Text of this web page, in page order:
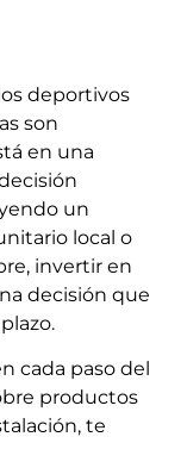
deportivos
son
en una
un
local o
invertir en
decisión que
cada paso del
productos
te